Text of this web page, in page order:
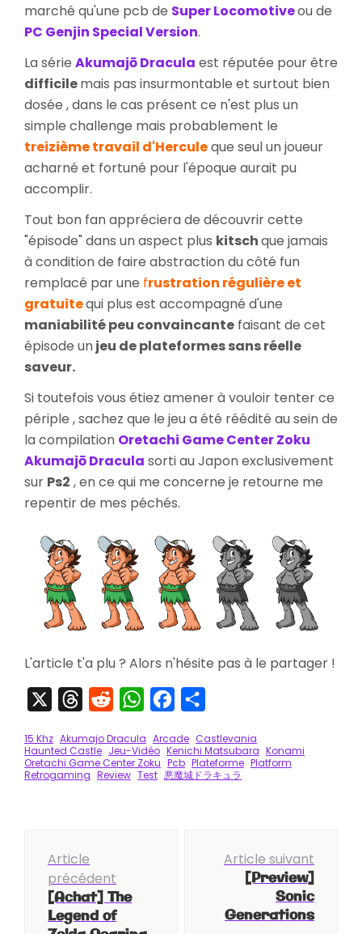
marché qu'une pcb de Super Locomotiveou de
PC Genjin Special Version.
La série Akumajō Dracula est réputée pour être
difficilemais pas insurmontable et surtout bien
dosée , dans le cas présent ce n'est plus un
simple challenge mais probablement le
treizième travail d'Herculeque seul un joueur
acharné et fortuné pour l'époque aurait pu
accomplir.
Tout bon fan appréciera de découvrir cette
"épisode" dans un aspect plus kitschque jamais
à condition de faire abstraction du côté fun
remplacé par une frustration régulière et
gratuitequi plus est accompagné d'une
maniabilité peu convaincante faisant de cet
épisode unjeu de plateformes sans réelle
saveur.
Si toutefois vous étiez amener à vouloir tenter ce
périple , sachez que le jeu a été réédité au sein de
la compilation Oretachi Game Center Zoku
AkumajōDracula sorti au Japon exclusivement
sur Ps2 , en ce qui me concerne je retourne me
repentir de mes péchés.
L'article t'a plu ? Alors n'hésite pas à le partager !
ThreadsRedditWhatsAppFacebook
15 Khz Akumajo Dracula Arcade Castlevania
Haunted Castle Jeu-Vidéo Kenichi Matsubara Konami
Oretachi Game Center Zoku Pcb Plateforme Platform
Retrogaming Review Test 悪魔城ドラキュラ
d'article
Article
précédent
[Achat] The
Legend of
Article suivant
[Preview]
Sonic
Generations